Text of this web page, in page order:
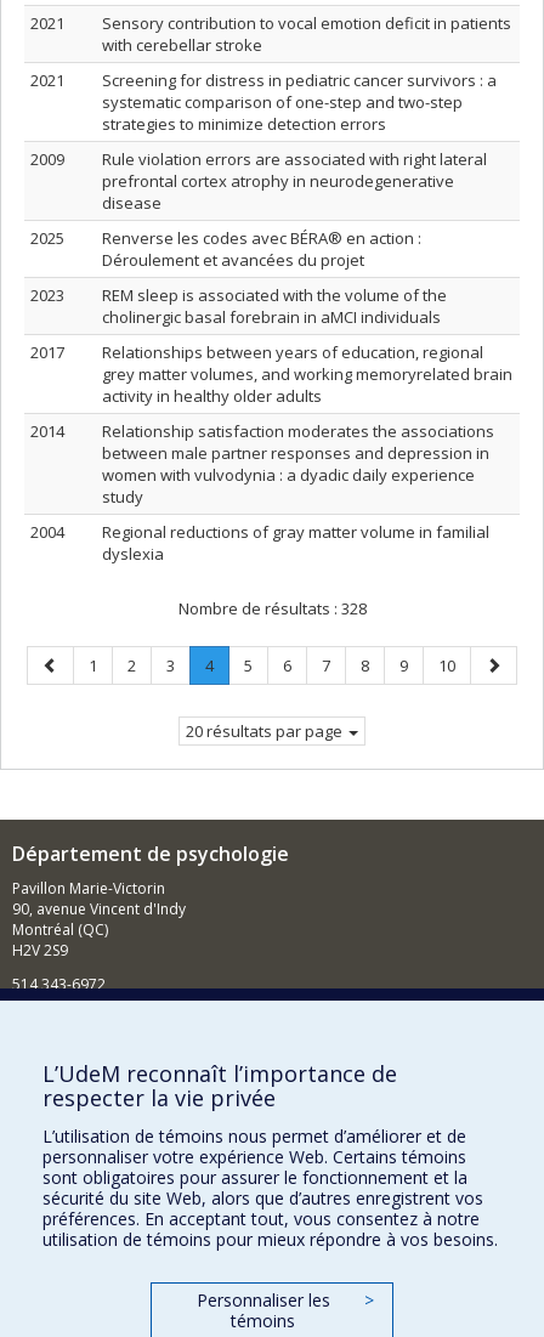
2021
Sensory contribution to vocal emotion deficit in patients
with cerebellar stroke
2021
Screening for distress in pediatric cancer survivors : a
systematic comparison of one-step and two-step
strategies to minimize detection errors
2009
Rule violation errors are associated with right lateral
prefrontal cortex atrophy in neurodegenerative
disease
2025
Renverse les codes avec BÉRA® en action :
Déroulement et avancées du projet
2023
REM sleep is associated with the volume of the
cholinergic basal forebrain in aMCI individuals
2017
Relationships between years of education, regional
grey matter volumes, and working memoryrelated brain
activity in healthy older adults
2014
Relationship satisfaction moderates the associations
between male partner responses and depression in
women with vulvodynia : a dyadic daily experience
study
2004
Regional reductions of gray matter volume in familial
dyslexia
Nombre de résultats : 328
Page
précédente
Page
1 Page
2 Page
3 Page
4.
Page
Page
5 Page
6 Page
7 Page
8 Page
9 Page
10
Page
20 résultats par page
Département de psychologie
Pavillon Marie-Victorin
90, avenue Vincent d'Indy
Montréal (QC)
H2V 2S9
514 343-6972
Comment soutenir le Département?
BESOIN D'AIDE?
Plan du site
Signaler une erreur
Accessibilité
FACULTÉ DES ARTS ET DES SCIENCES
Nos départements et écoles
L’UdeM reconnaît l’importance de
respecter la vie privée
L’utilisation de témoins nous permet d’améliorer et de
personnaliser votre expérience Web. Certains témoins
sont obligatoires pour assurer le fonctionnement et la
sécurité du site Web, alors que d’autres enregistrent vos
préférences. En acceptant tout, vous consentez à notre
utilisation de témoins pour mieux répondre à vos besoins.
Personnaliser les
témoins
>